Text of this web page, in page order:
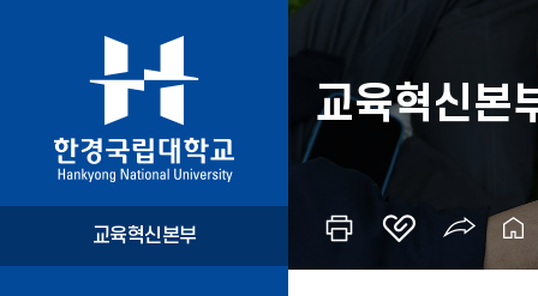
교육혁신본부
교육혁신본